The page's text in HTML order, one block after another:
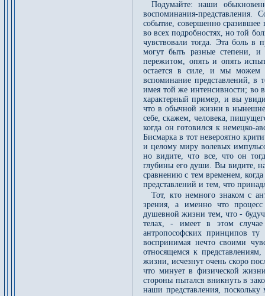
Подумайте: наши
воспоминания-представления.
событие, совершенно сразившее
во всех подробностях, но той
чувствовали тогда. Эта боль в
могут быть разные степени, и
пережитом, опять и опять
остается в силе, и мы можем
вспоминание представлений, в
имея той же интенсивности; во
характерный пример, и вы
что в обычной жизни в
себе, скажем, человека,
когда он готовился к немецко-
Бисмарка в тот невероятно
и целому миру волевых
но видите, что все, что он
глубины его души. Вы видите,
сравнению с тем временем,
представлений и тем, что
Тот, кто немного знаком с
зрения, а именно что процесс
душевной жизни тем, что -
телах, - имеет в этом
антропософских принципов
воспринимая нечто своими
относящемся к
жизни, исчезнут очень скоро
что минует в физической
стороны пытался вникнуть в
наши представления,